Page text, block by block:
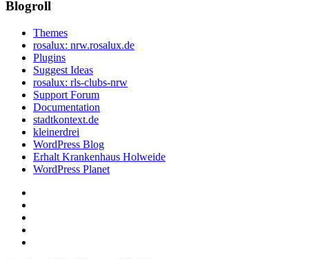
Blogroll
Themes
rosalux: nrw.rosalux.de
Plugins
Suggest Ideas
rosalux: rls-clubs-nrw
Support Forum
Documentation
stadtkontext.de
kleinerdrei
WordPress Blog
Erhalt Krankenhaus Holweide
WordPress Planet